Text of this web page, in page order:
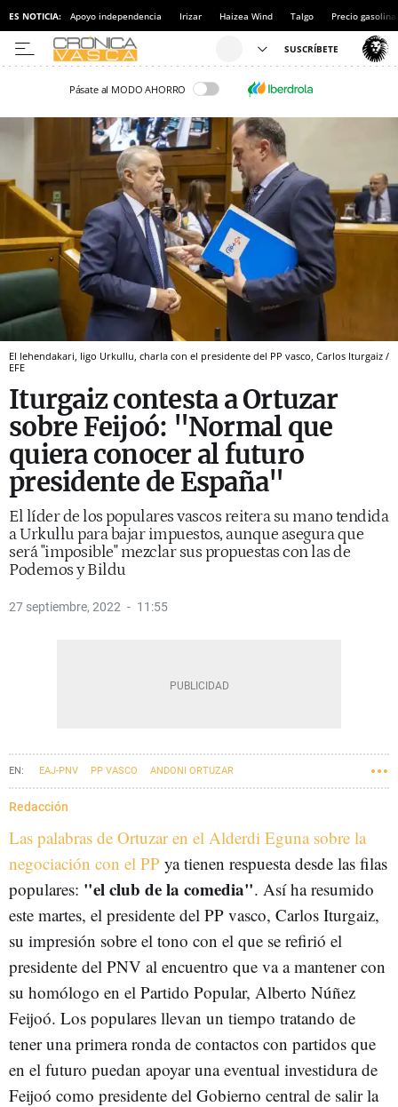
ES NOTICIA: Apoyo independencia Irizar Haizea Wind Talgo Precio gasolina
Pásate al MODO AHORRO
El lehendakari, Iigo Urkullu, charla con el presidente del PP vasco, Carlos Iturgaiz /
EFE
Iturgaiz contesta a Ortuzar
sobre Feijoó: "Normal que
quiera conocer al futuro
presidente de España"
El líder de los populares vascos reitera su mano tendida
a Urkullu para bajar impuestos, aunque asegura que
será "imposible" mezclar sus propuestas con las de
Podemos y Bildu
27 septiembre, 2022 11:55
EAJ-PNV PP VASCO ANDONI ORTUZAR
Redacción
Las palabras de Ortuzar en el Alderdi Eguna sobre la
negociación con el PP ya tienen respuesta desde las filas
populares: "el club de la comedia". Así ha resumido
este martes, el presidente del PP vasco, Carlos Iturgaiz,
su impresión sobre el tono con el que se refirió el
presidente del PNV al encuentro que va a mantener con
su homólogo en el Partido Popular, Alberto Núñez
Feijoó. Los populares llevan un tiempo tratando de
tener una primera ronda de contactos con partidos que
en el futuro puedan apoyar una eventual investidura de
Feijoó como presidente del Gobierno central de salir la